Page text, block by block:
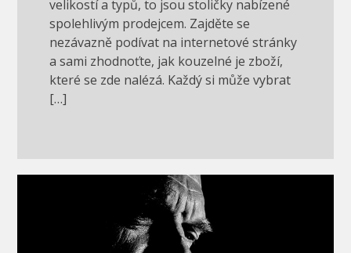
velikostí a typů, to jsou stoličky nabízené
spolehlivým prodejcem. Zajděte se
nezávazně podívat na internetové stránky
a sami zhodnoťte, jak kouzelné je zboží,
které se zde nalézá. Každý si může vybrat
[…]